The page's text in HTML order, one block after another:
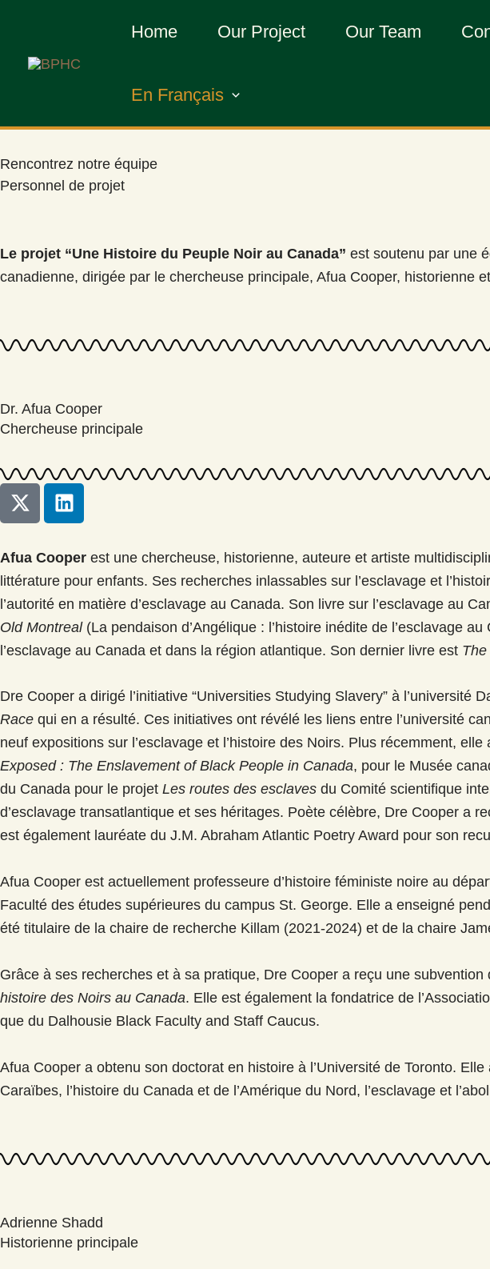
content
Home Our Project Our Team
En Français
Rencontrez notre équipe
Personnel de projet
Le projet “Une Histoire du Peuple Noir au Canada” est soutenu par une
canadienne, dirigée par le chercheuse principale, Afua Cooper, historienne
Dr. Afua Cooper
Chercheuse principale
L
i
k
e
d
i
n
Afua Cooper est une chercheuse, historienne, auteure et artiste
littérature pour enfants. Ses recherches inlassables sur l’esclavage et
l’autorité en matière d’esclavage au Canada. Son livre sur l’esclavage au
Old Montreal(La pendaison d’Angélique : l’histoire inédite de l’esclavage
l’esclavage au Canada et dans la région atlantique. Son dernier livre est
Dre Cooper a dirigé l’initiative “Universities Studying Slavery” à l’université
Race qui en a résulté. Ces initiatives ont révélé les liens entre l’université
neuf expositions sur l’esclavage et l’histoire des Noirs. Plus récemment,
Exposed : The Enslavement of Black People in Canada, pour le Musée
du Canada pour le projet Les routes des esclaves du Comité scientifique
d’esclavage transatlantique et ses héritages. Poète célèbre, Dre Cooper a
est également lauréate du J.M. Abraham Atlantic Poetry Award pour son
Afua Cooper est actuellement professeure d’histoire féministe noire au
Faculté des études supérieures du campus St. George. Elle a enseigné
été titulaire de la chaire de recherche Killam (2021-2024) et de la chaire
Grâce à ses recherches et à sa pratique, Dre Cooper a reçu une
histoire des Noirs au Canada. Elle est également la fondatrice de
que du Dalhousie Black Faculty and Staff Caucus.
Afua Cooper a obtenu son doctorat en histoire à l’Université de Toronto.
Caraïbes, l’histoire du Canada et de l’Amérique du Nord, l’esclavage et
Adrienne Shadd
Historienne principale